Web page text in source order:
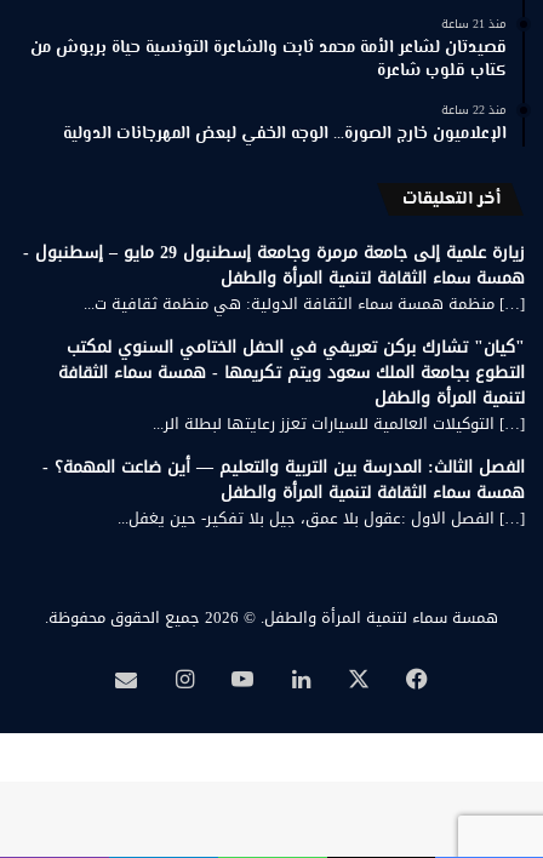
منذ 21 ساعة
قصيدتان لشاعر الأمة محمد ثابت والشاعرة التونسية حياة بربوش من
كتاب قلوب شاعرة
منذ 22 ساعة
الإعلاميون خارج الصورة… الوجه الخفي لبعض المهرجانات الدولية
أخر التعليقات
زيارة علمية إلى جامعة مرمرة وجامعة إسطنبول 29 مايو – إسطنبول -
همسة سماء الثقافة لتنمية المرأة والطفل
[…] منظمة همسة سماء الثقافة الدولية: هي منظمة ثقافية ت...
"كيان" تشارك بركن تعريفي في الحفل الختامي السنوي لمكتب
التطوع بجامعة الملك سعود ويتم تكريمها - همسة سماء الثقافة
لتنمية المرأة والطفل
[…] التوكيلات العالمية للسيارات تعزز رعايتها لبطلة الر...
الفصل الثالث: المدرسة بين التربية والتعليم — أين ضاعت المهمة؟ -
همسة سماء الثقافة لتنمية المرأة والطفل
[…] الفصل الاول :عقول بلا عمق، جيل بلا تفكير- حين يغفل...
همسة سماء لتنمية المرأة والطفل. © 2026 جميع الحقوق محفوظة.
فيسبوك لينكدإن‫YouTubeانستقرامبريد
همسة